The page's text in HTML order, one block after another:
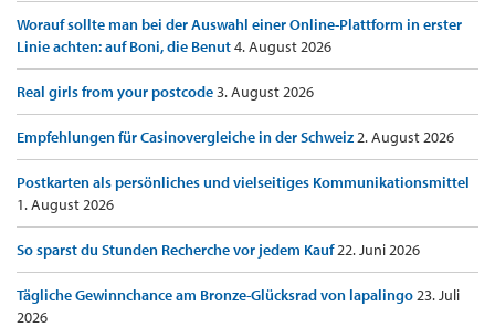
Worauf sollte man bei der Auswahl einer Online-Plattform in erster
Linie achten: auf Boni, die Benut4. August 2026
Real girls from your postcode3. August 2026
Empfehlungen für Casinovergleiche in der Schweiz2. August 2026
Postkarten als persönliches und vielseitiges Kommunikationsmittel
1. August 2026
So sparst du Stunden Recherche vor jedem Kauf22. Juni 2026
Tägliche Gewinnchance am Bronze-Glücksrad von lapalingo23. Juli
2026